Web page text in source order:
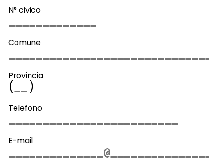
N° civico
Comune
Provincia
( )
Telefono
E-mail